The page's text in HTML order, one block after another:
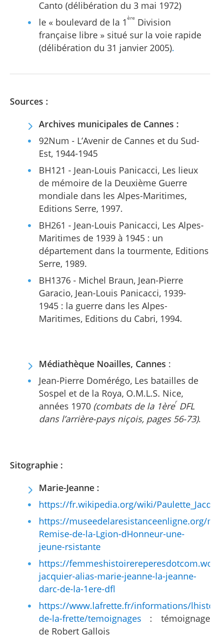
Canto (délibération du 3 mai 1972)
le « boulevard de la 1 ère Division
française libre » situé sur la voie rapide
(délibération du 31 janvier 2005).
Sources :
Archives municipales de Cannes :
92Num - L’Avenir de Cannes et du Sud-
Est, 1944-1945
BH121 - Jean-Louis Panicacci, Les lieux
de mémoire de la Deuxième Guerre
mondiale dans les Alpes-Maritimes,
Editions Serre, 1997.
BH261 - Jean-Louis Panicacci, Les Alpes-
Maritimes de 1939 à 1945 : un
département dans la tourmente, Editions
Serre, 1989.
BH1376 - Michel Braun, Jean-Pierre
Garacio, Jean-Louis Panicacci, 1939-
1945 : la guerre dans les Alpes-
Maritimes, Editions du Cabri, 1994.
Médiathèque Noailles, Cannes :
Jean-Pierre Domérégo, Les batailles de
Sospel et de la Roya, O.M.L.S. Nice,
années 1970 (combats de la 1èrer DFL
dans l’arrière-pays niçois, pages 56-73).
Sitographie :
Marie-Jeanne :
https://fr.wikipedia.org/wiki/
https://museedelaresistanceenligne.org/
Remise-de-la-Lgion-dHonneur-une-
jeune-rsistante
https://
jacquier-alias-marie-jeanne-la-jeanne-
darc-de-la-1ere-dfl
https://www.lafrette.fr/informations/
de-la-frette/temoignages : témoignage
de Robert Gallois